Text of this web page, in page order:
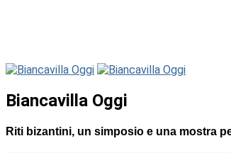
Biancavilla Oggi
Riti bizantini, un simposio e una mostra